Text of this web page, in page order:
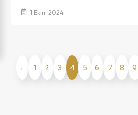
1 Ekim 2024
← 1 2 3 4 5 6 7 8 9